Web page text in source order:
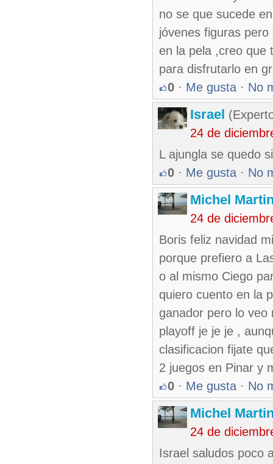
no se que sucede
jóvenes figuras
en la pela ,creo que
para disfrutarlo en
0 · Me gusta · No
Israel
24 de
L ajungla se quedo
0 · Me gusta · No
Michel
24 de
Boris feliz navidad
porque prefiero a
o al mismo Ciego
quiero cuento en la
ganador pero lo
playoff je je je ,
clasificacion fijate
2 juegos en Pinar y
0 · Me gusta · No
Michel
24 de
Israel saludos poco